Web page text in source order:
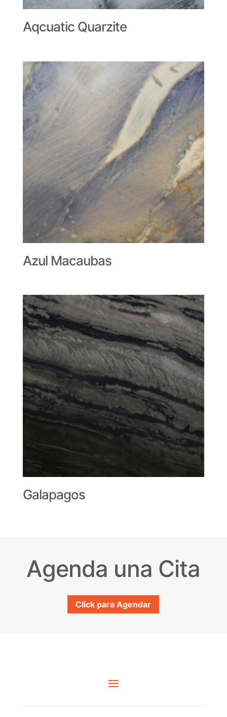
Aqcuatic Quarzite
Azul Macaubas
Galapagos
Agenda una Cita
Click para Agendar